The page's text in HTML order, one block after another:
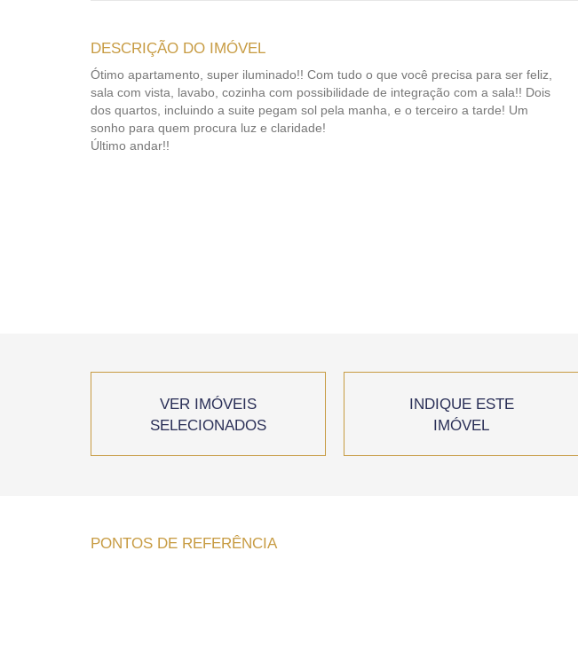
DESCRIÇÃO DO IMÓVEL
Ótimo apartamento, super iluminado!! Com tudo o que você precisa para ser feliz,
sala com vista, lavabo, cozinha com possibilidade de integração com a sala!! Dois
dos quartos, incluindo a suite pegam sol pela manha, e o terceiro a tarde! Um
sonho para quem procura luz e claridade!
Último andar!!
VER IMÓVEIS
SELECIONADOS
INDIQUE ESTE
IMÓVEL
PONTOS DE REFERÊNCIA